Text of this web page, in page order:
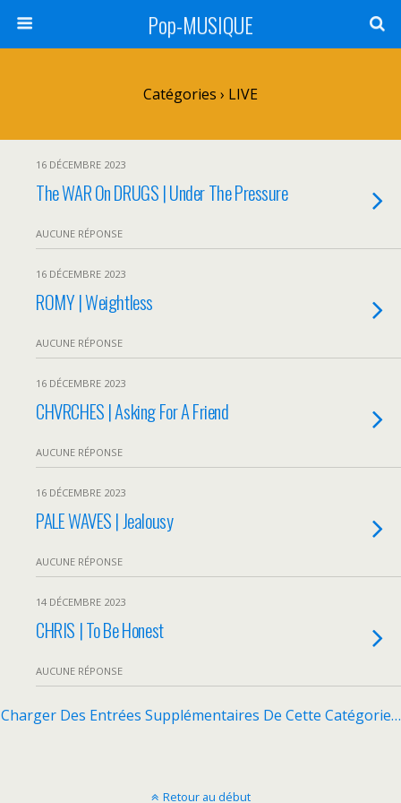
Pop-MUSIQUE
Catégories › LIVE
16 DÉCEMBRE 2023
The WAR On DRUGS | Under The Pressure
AUCUNE RÉPONSE
16 DÉCEMBRE 2023
ROMY | Weightless
AUCUNE RÉPONSE
16 DÉCEMBRE 2023
CHVRCHES | Asking For A Friend
AUCUNE RÉPONSE
16 DÉCEMBRE 2023
PALE WAVES | Jealousy
AUCUNE RÉPONSE
14 DÉCEMBRE 2023
CHRIS | To Be Honest
AUCUNE RÉPONSE
Charger Des Entrées Supplémentaires De Cette Catégorie…
Retour au début